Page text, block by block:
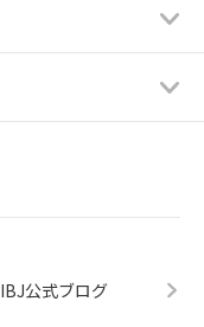
IBJ公式ブログ